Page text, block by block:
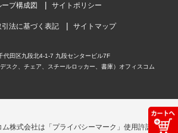
ープ構成図 サイトポリシー
法に基づく表記 サイトマップ
代田区九段北4-1-7 九段センタービル7F
スク、チェア、スチールロッカー、書庫）オフィスコム
ム株式会社は「プライバシーマーク」使用許諾事